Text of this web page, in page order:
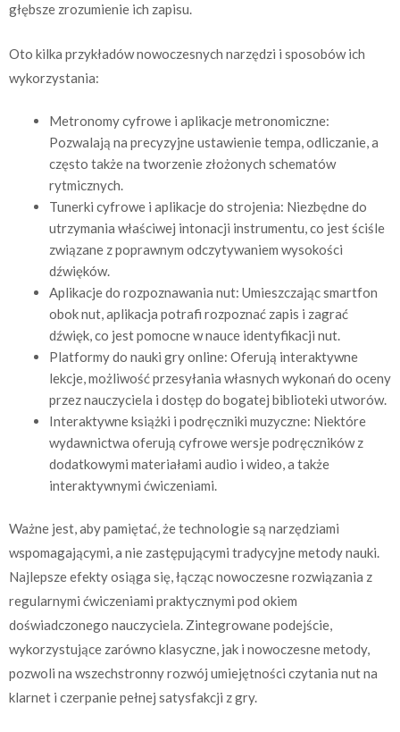
głębsze zrozumienie ich zapisu.
Oto kilka przykładów nowoczesnych narzędzi i sposobów ich
wykorzystania:
Metronomy cyfrowe i aplikacje metronomiczne:
Pozwalają na precyzyjne ustawienie tempa, odliczanie, a
często także na tworzenie złożonych schematów
rytmicznych.
Tunerki cyfrowe i aplikacje do strojenia: Niezbędne do
utrzymania właściwej intonacji instrumentu, co jest ściśle
związane z poprawnym odczytywaniem wysokości
dźwięków.
Aplikacje do rozpoznawania nut: Umieszczając smartfon
obok nut, aplikacja potrafi rozpoznać zapis i zagrać
dźwięk, co jest pomocne w nauce identyfikacji nut.
Platformy do nauki gry online: Oferują interaktywne
lekcje, możliwość przesyłania własnych wykonań do oceny
przez nauczyciela i dostęp do bogatej biblioteki utworów.
Interaktywne książki i podręczniki muzyczne: Niektóre
wydawnictwa oferują cyfrowe wersje podręczników z
dodatkowymi materiałami audio i wideo, a także
interaktywnymi ćwiczeniami.
Ważne jest, aby pamiętać, że technologie są narzędziami
wspomagającymi, a nie zastępującymi tradycyjne metody nauki.
Najlepsze efekty osiąga się, łącząc nowoczesne rozwiązania z
regularnymi ćwiczeniami praktycznymi pod okiem
doświadczonego nauczyciela. Zintegrowane podejście,
wykorzystujące zarówno klasyczne, jak i nowoczesne metody,
pozwoli na wszechstronny rozwój umiejętności czytania nut na
klarnet i czerpanie pełnej satysfakcji z gry.